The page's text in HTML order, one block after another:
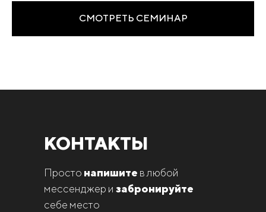
СМОТРЕТЬ СЕМИНАР
КОНТАКТЫ
Просто напишите в любой
мессенджер и забронируйте
себе место